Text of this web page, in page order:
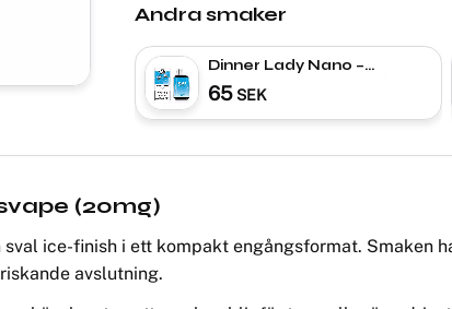
Andra smaker
Dinner Lady Nano –
Bubblegum Ice | ENGÅNGS
VAPE
65SEK
(20mg)
ice-finish i ett kompakt engångsformat. Smaken
avslutning.